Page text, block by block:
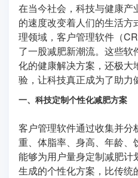
在当今社会，科技与健康
的速度改变着人们的生活
理领域，客户管理软件（
了一股减肥新潮流。这些
化的健康解决方案，还极
验，让科技真正成为了助力
一、科技定制个性化减肥方案
客户管理软件通过收集并分
重、体脂率、身高、年龄、
能够为用户量身定制减肥
生成的个性化方案，比传